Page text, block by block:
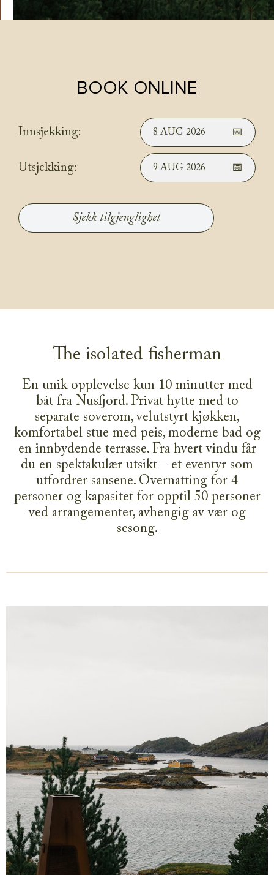
BOOK ONLINE
Innsjekking: 8 AUG 2026
Utsjekking: 9 AUG 2026
The isolated fisherman
En unik opplevelse kun 10 minutter med
båt fra Nusfjord. Privat hytte med to
separate soverom, velutstyrt kjøkken,
komfortabel stue med peis, moderne bad og
en innbydende terrasse. Fra hvert vindu får
du en spektakulær utsikt – et eventyr som
utfordrer sansene. Overnatting for 4
personer og kapasitet for opptil 50 personer
ved arrangementer, avhengig av vær og
sesong.